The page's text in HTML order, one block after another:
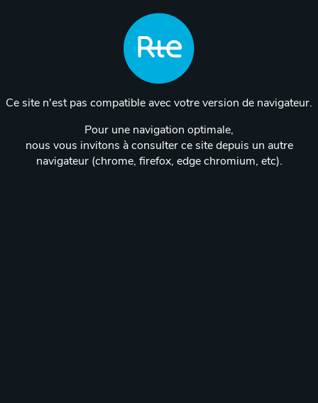
Ce site n'est pas compatible avec votre version de navigateur.
Pour une navigation optimale,
nous vous invitons à consulter ce site depuis un autre
navigateur (chrome, firefox, edge chromium, etc).